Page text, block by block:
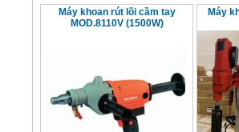
Máy khoan rút lõi cầm tay
MOD.8110V (1500W)
Máy